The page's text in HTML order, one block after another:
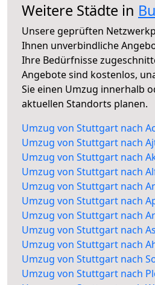
Weitere Städte in
Unsere geprüften
Ihnen unverbindliche
Ihre Bedürfnisse
Angebote sind kostenlos,
Sie einen Umzug innerhalb
aktuellen Standorts planen.
Umzug von Stuttgart nach
Umzug von Stuttgart nach
Umzug von Stuttgart nach
Umzug von Stuttgart nach
Umzug von Stuttgart nach
Umzug von Stuttgart nach
Umzug von Stuttgart nach
Umzug von Stuttgart nach
Umzug von Stuttgart nach
Umzug von Stuttgart nach
Umzug von Stuttgart nach